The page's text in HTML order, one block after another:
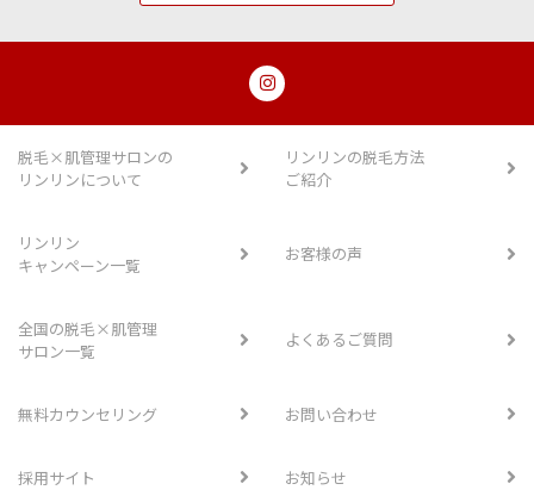
脱毛×肌管理サロンの
リンリンについて
リンリンの脱毛方法
ご紹介
リンリン
キャンペーン一覧
お客様の声
全国の脱毛×肌管理
サロン一覧
よくあるご質問
無料カウンセリング お問い合わせ
採用サイト お知らせ